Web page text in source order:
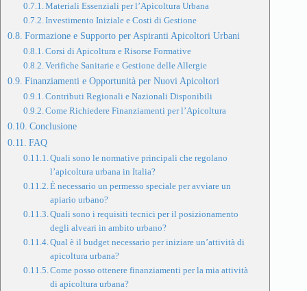
Materiali Essenziali per l’Apicoltura Urbana
Investimento Iniziale e Costi di Gestione
Formazione e Supporto per Aspiranti Apicoltori Urbani
Corsi di Apicoltura e Risorse Formative
Verifiche Sanitarie e Gestione delle Allergie
Finanziamenti e Opportunità per Nuovi Apicoltori
Contributi Regionali e Nazionali Disponibili
Come Richiedere Finanziamenti per l’Apicoltura
Conclusione
FAQ
Quali sono le normative principali che regolano
l’apicoltura urbana in Italia?
È necessario un permesso speciale per avviare un
apiario urbano?
Quali sono i requisiti tecnici per il posizionamento
degli alveari in ambito urbano?
Qual è il budget necessario per iniziare un’attività di
apicoltura urbana?
Come posso ottenere finanziamenti per la mia attività
di apicoltura urbana?